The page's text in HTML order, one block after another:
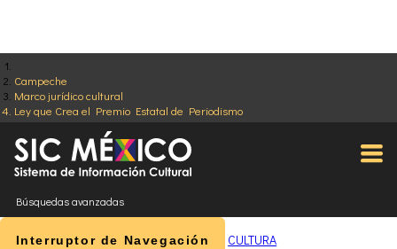
Campeche
Marco jurídico cultural
Ley que Crea el Premio Estatal de Periodismo
Búsquedas avanzadas
Interruptor de Navegación CULTURA